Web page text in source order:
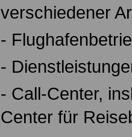
verschiedener
-
-
- Call-Center,
Center für